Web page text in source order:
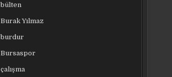
bülten
Burak Yılmaz
burdur
Bursaspor
çalışma